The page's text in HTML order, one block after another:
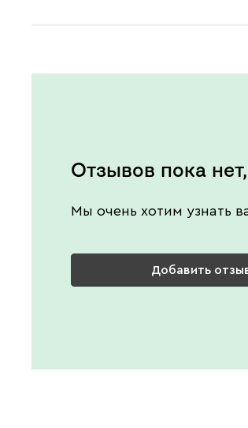
Отзывов пока
Мы очень хотим узнать
Добавить